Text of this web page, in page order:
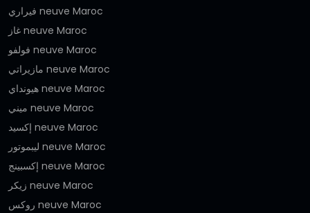
فيراري neuve Maroc
غاز neuve Maroc
فولفو neuve Maroc
مازيراتي neuve Maroc
هيونداي neuve Maroc
ميني neuve Maroc
إكسيد neuve Maroc
ليبموتور neuve Maroc
إكسبينج neuve Maroc
زيكر neuve Maroc
روكس neuve Maroc